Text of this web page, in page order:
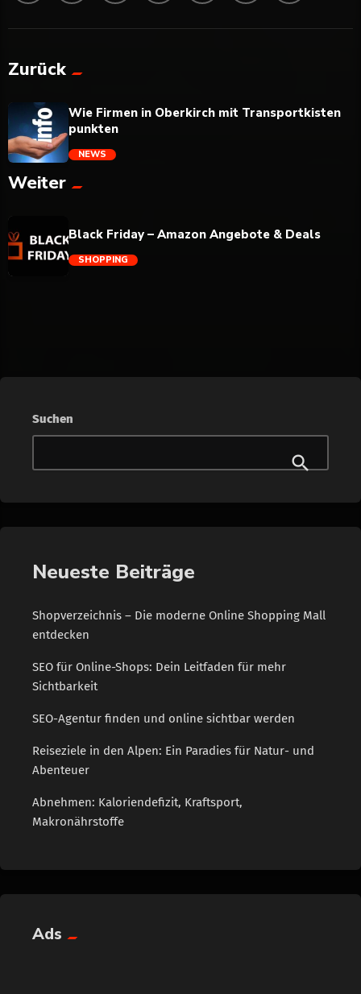
Zurück
Wie Firmen in Oberkirch mit Transportkisten
punkten
NEWS
Weiter
Black Friday – Amazon Angebote & Deals
SHOPPING
Suchen
Neueste Beiträge
Shopverzeichnis – Die moderne Online Shopping Mall
entdecken
SEO für Online-Shops: Dein Leitfaden für mehr
Sichtbarkeit
SEO-Agentur finden und online sichtbar werden
Reiseziele in den Alpen: Ein Paradies für Natur- und
Abenteuer
Abnehmen: Kaloriendefizit, Kraftsport,
Makronährstoffe
Ads